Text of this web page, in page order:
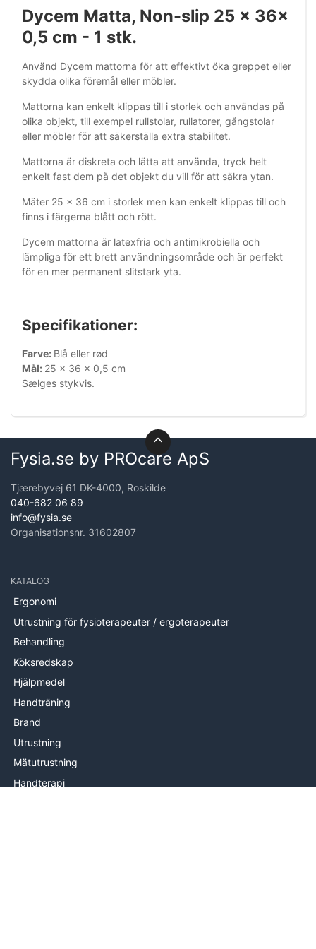
Dycem Matta, Non-slip 25 x 36x
0,5 cm - 1 stk.
Använd Dycem mattorna för att effektivt öka greppet eller
skydda olika föremål eller möbler.
Mattorna kan enkelt klippas till i storlek och användas på
olika objekt, till exempel rullstolar, rullatorer, gångstolar
eller möbler för att säkerställa extra stabilitet.
Mattorna är diskreta och lätta att använda, tryck helt
enkelt fast dem på det objekt du vill för att säkra ytan.
Mäter 25 x 36 cm i storlek men kan enkelt klippas till och
finns i färgerna blått och rött.
Dycem mattorna är latexfria och antimikrobiella och
lämpliga för ett brett användningsområde och är perfekt
för en mer permanent slitstark yta.
Specifikationer:
Farve: Blå eller rød
Mål: 25 x 36 x 0,5 cm
Sælges stykvis.
Fysia.se by PROcare ApS
Tjærebyvej 61 DK-4000, Roskilde
040-682 06 89
info@fysia.se
Organisationsnr. 31602807
KATALOG
Ergonomi
Utrustning för fysioterapeuter / ergoterapeuter
Behandling
Köksredskap
Hjälpmedel
Handträning
Brand
Utrustning
Mätutrustning
Handterapi